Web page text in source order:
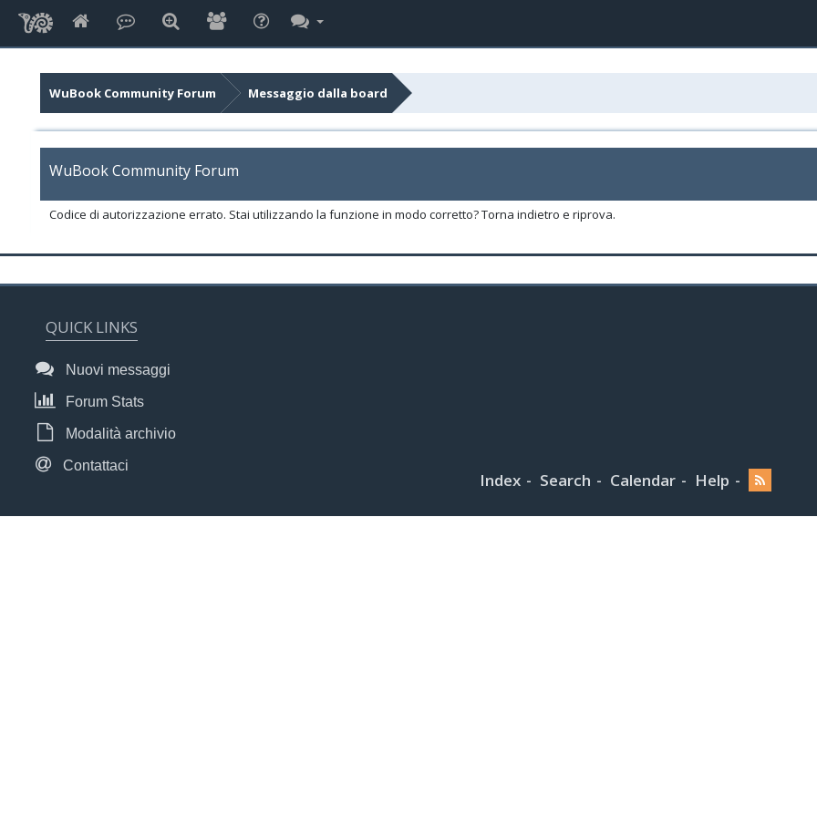
WuBook Community Forum Messaggio dalla board
WuBook Community Forum
Codice di autorizzazione errato. Stai utilizzando la funzione in modo corretto? Torna indietro e riprova.
QUICK LINKS
Nuovi messaggi
Forum Stats
Modalità archivio
Contattaci
Index Search Calendar Help